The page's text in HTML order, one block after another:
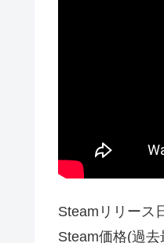
Steamリリース
Steam価格(過去